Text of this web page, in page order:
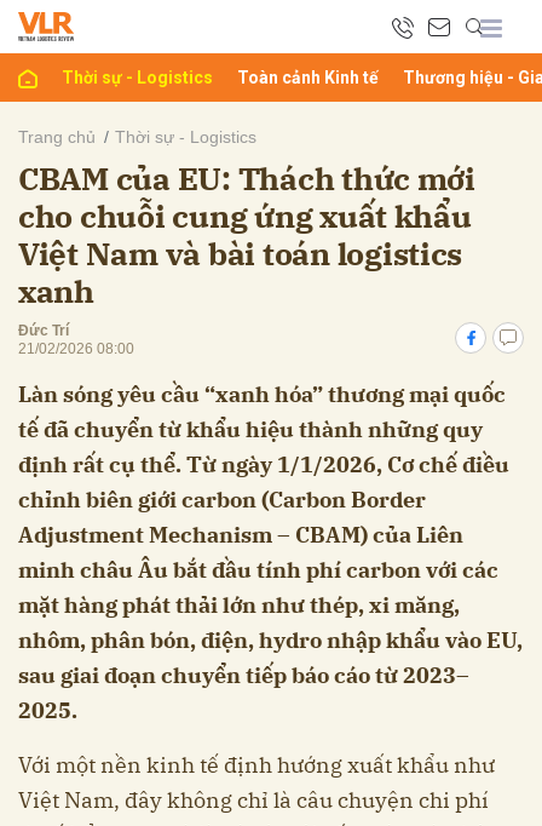
Thời sự - Logistics Toàn cảnh Kinh tế Thương hiệu -
Trang chủ Thời sự - Logistics
CBAM của EU: Thách thức mới
cho chuỗi cung ứng xuất khẩu
Việt Nam và bài toán logistics
xanh
Đức Trí
21/02/2026 08:00
Làn sóng yêu cầu “xanh hóa” thương mại quốc
tế đã chuyển từ khẩu hiệu thành những quy
định rất cụ thể. Từ ngày 1/1/2026, Cơ chế điều
chỉnh biên giới carbon (Carbon Border
Adjustment Mechanism – CBAM) của Liên
minh châu Âu bắt đầu tính phí carbon với các
mặt hàng phát thải lớn như thép, xi măng,
nhôm, phân bón, điện, hydro nhập khẩu vào EU,
sau giai đoạn chuyển tiếp báo cáo từ 2023–
2025.
Với một nền kinh tế định hướng xuất khẩu như
Việt Nam, đây không chỉ là câu chuyện chi phí
luận